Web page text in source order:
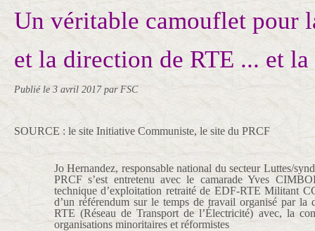
Un véritable camouflet pour
et la direction de RTE ... et
Publié le 3 avril 2017par FSC
SOURCE : le site Initiative Communiste, le site du PRCF
Jo Hernandez, responsable national du secteur Luttes/
PRCF s’est entretenu avec le camarade Yves
technique d’exploitation retraité de EDF-RTE Militant
d’un référendum sur le temps de travail organisé par la
RTE (Réseau de Transport de l’Électricité) avec, la
organisations minoritaires et réformistes